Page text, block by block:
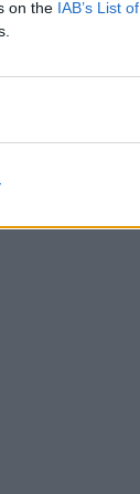
on the IAB’s List of
Franţei